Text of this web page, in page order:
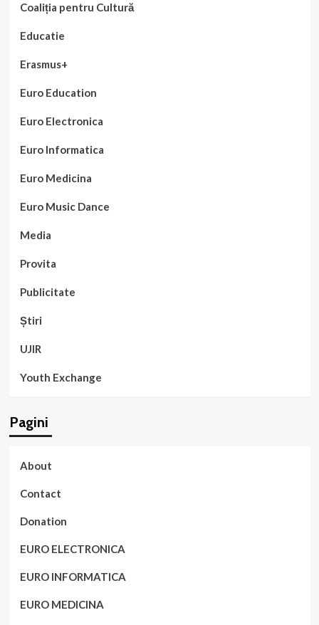
Coaliția pentru Cultură
Educatie
Erasmus+
Euro Education
Euro Electronica
Euro Informatica
Euro Medicina
Euro Music Dance
Media
Provita
Publicitate
Știri
UJIR
Youth Exchange
Pagini
About
Contact
Donation
EURO ELECTRONICA
EURO INFORMATICA
EURO MEDICINA